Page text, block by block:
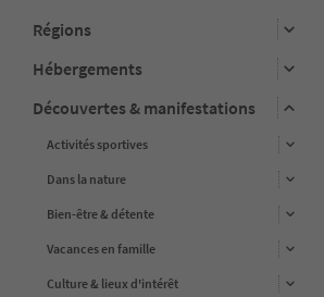
Régions
Hébergements
Découvertes & manifestations
Activités sportives
Dans la nature
Bien-être & détente
Vacances en famille
Culture & lieux d'intérêt